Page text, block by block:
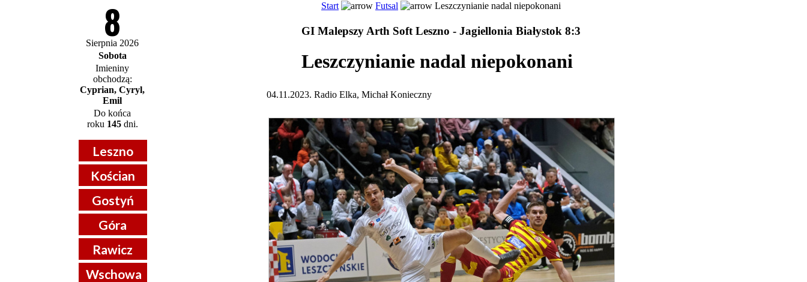
8
Sierpnia 2026
Sobota
Imieniny
obchodzą:
Cyprian, Cyryl,
Emil
Do końca
roku 145dni.
Leszno
Kościan
Gostyń
Góra
Rawicz
Wschowa
Start Futsal Leszczynianie nadal niepokonani
GI Malepszy Arth Soft Leszno - Jagiellonia Białystok 8:3
Leszczynianie nadal niepokonani
04.11.2023. Radio Elka, Michał Konieczny